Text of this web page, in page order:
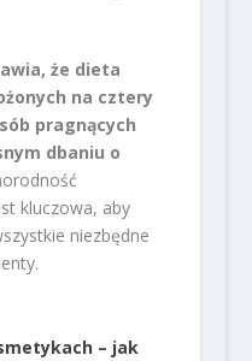
że dieta
na cztery
pragnących
dbaniu o
kluczowa, aby
niezbędne
– jak